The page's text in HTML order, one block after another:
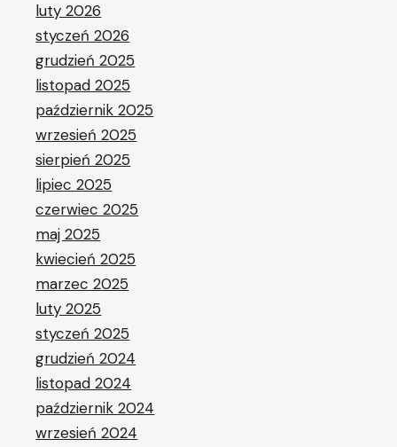
luty 2026
styczeń 2026
grudzień 2025
listopad 2025
październik 2025
wrzesień 2025
sierpień 2025
lipiec 2025
czerwiec 2025
maj 2025
kwiecień 2025
marzec 2025
luty 2025
styczeń 2025
grudzień 2024
listopad 2024
październik 2024
wrzesień 2024